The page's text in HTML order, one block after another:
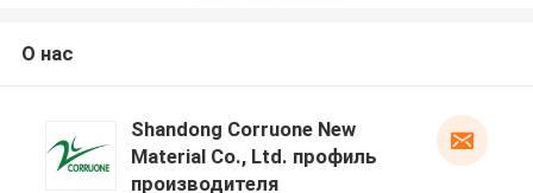
О нас
Shandong Corruone New
Material Co., Ltd. профиль
производителя